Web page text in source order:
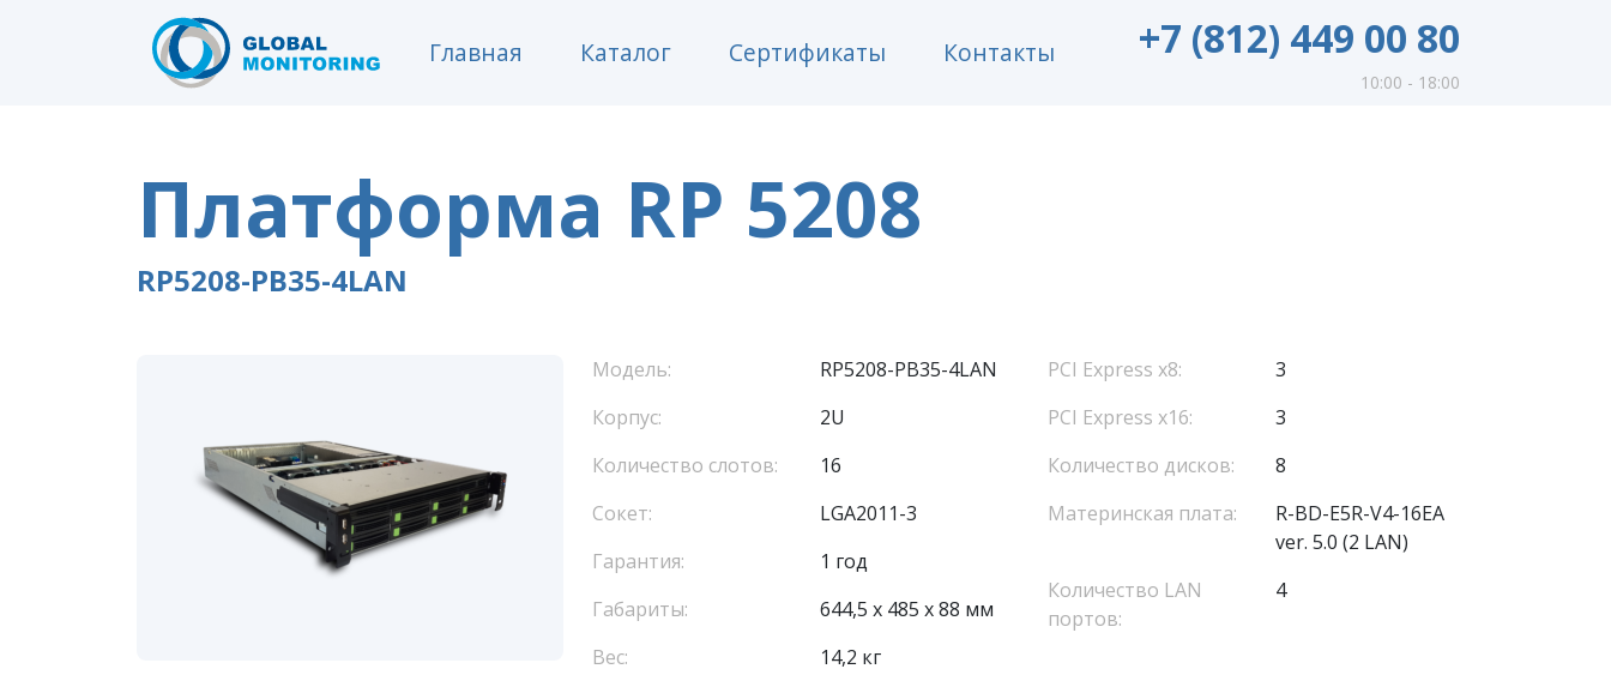
Главная Каталог Сертификаты Контакты +7 (812) 449 00 80
10:00 - 18:00
Платформа RP 5208
RP5208-PB35-4LAN
Модель:
RP5208-PB35-4LAN
Корпус:
2U
Количество слотов:
16
Сокет:
LGA2011-3
Гарантия:
1 год
Габариты:
644,5 х 485 х 88 мм
Вес:
14,2 кг
PCI Express x8:
3
PCI Express x16:
3
Количество дисков:
8
Материнская плата:
R-BD-E5R-V4-16EA
ver. 5.0 (2 LAN)
Количество LAN
портов:
4